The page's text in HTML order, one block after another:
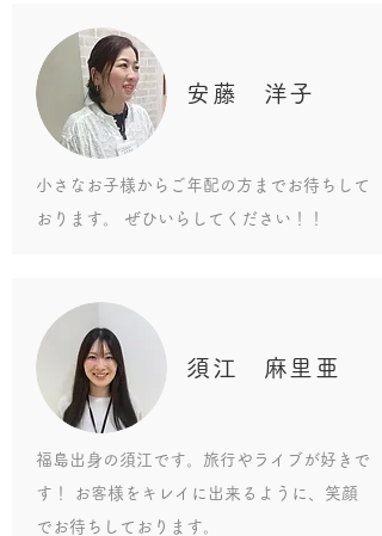
安藤 洋子
小さなお子様からご年配の方までお待ちして
おります。 ぜひいらしてください！！
須江 麻里亜
福島出身の須江です。旅行やライブが好きで
す！ お客様をキレイに出来るように、笑顔
でお待ちしております。